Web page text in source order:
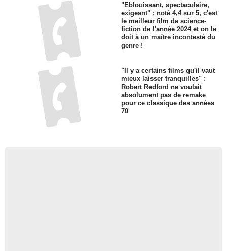
"Eblouissant, spectaculaire,
exigeant" : noté 4,4 sur 5, c'est
le meilleur film de science-
fiction de l'année 2024 et on le
doit à un maître incontesté du
genre !
"Il y a certains films qu'il vaut
mieux laisser tranquilles" :
Robert Redford ne voulait
absolument pas de remake
pour ce classique des années
70